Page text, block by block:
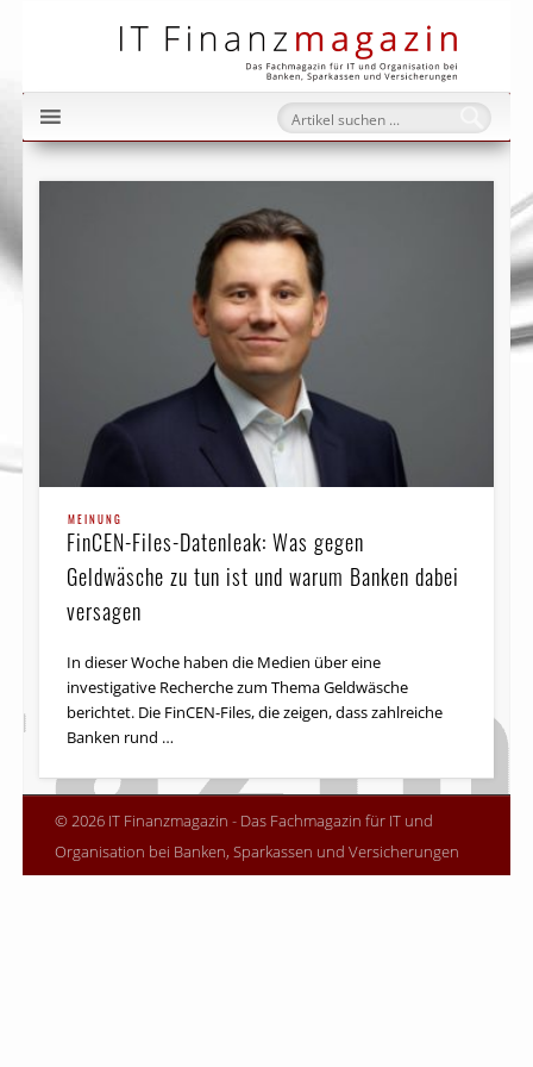
MEINUNG
FinCEN-Files-Datenleak: Was gegen
Geldwäsche zu tun ist und warum Banken dabei
versagen
In dieser Woche haben die Medien über eine
investigative Recherche zum Thema Geldwäsche
berichtet. Die FinCEN-Files, die zeigen, dass zahlreiche
Banken rund …
© 2026 IT Finanzmagazin - Das Fachmagazin für IT und
Organisation bei Banken, Sparkassen und Versicherungen